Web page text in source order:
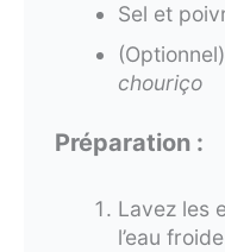
Sel et
chouriço
Préparation :
Lavez les
l’eau